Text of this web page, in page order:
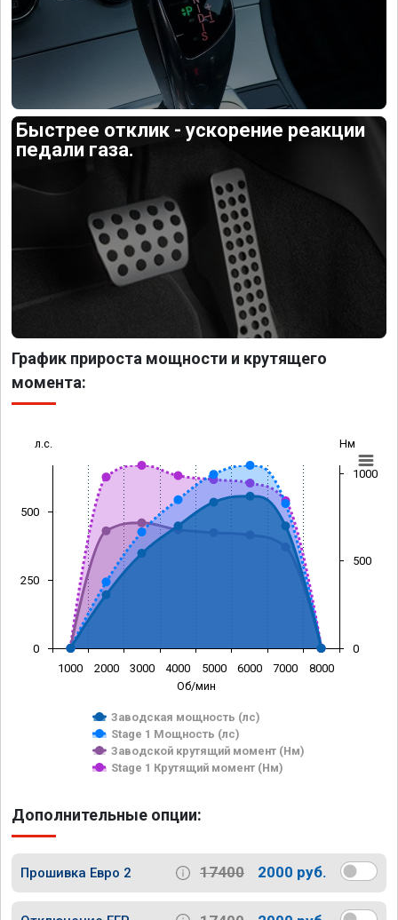
Быстрее отклик - ускорение реакции
педали газа.
График прироста мощности и крутящего
момента:
Об/мин
л.с. Нм
Заводская мощность (лс)
Stage 1 Мощность (лс)
Заводской крутящий момент (Нм)
Stage 1 Крутящий момент (Нм)
1000 2000 3000 4000 5000 6000 7000 8000
0
250
500
0
500
1000
Дополнительные опции:
Прошивка Евро 2 17400 2000 руб.